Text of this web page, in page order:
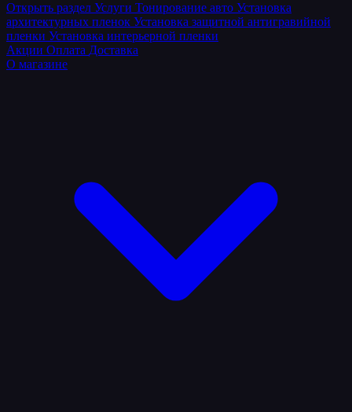
Открыть раздел Услуги Тонирование авто Установка
архитектурных пленок Установка защитной антигравийной
пленки Установка интерьерной пленки
Акции Оплата Доставка
О магазине